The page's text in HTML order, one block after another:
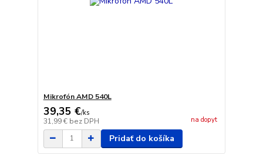
Mikrofón AMD 540L
39,35 €/ks
31,99 € bez DPH na dopyt
Pridať do košíka